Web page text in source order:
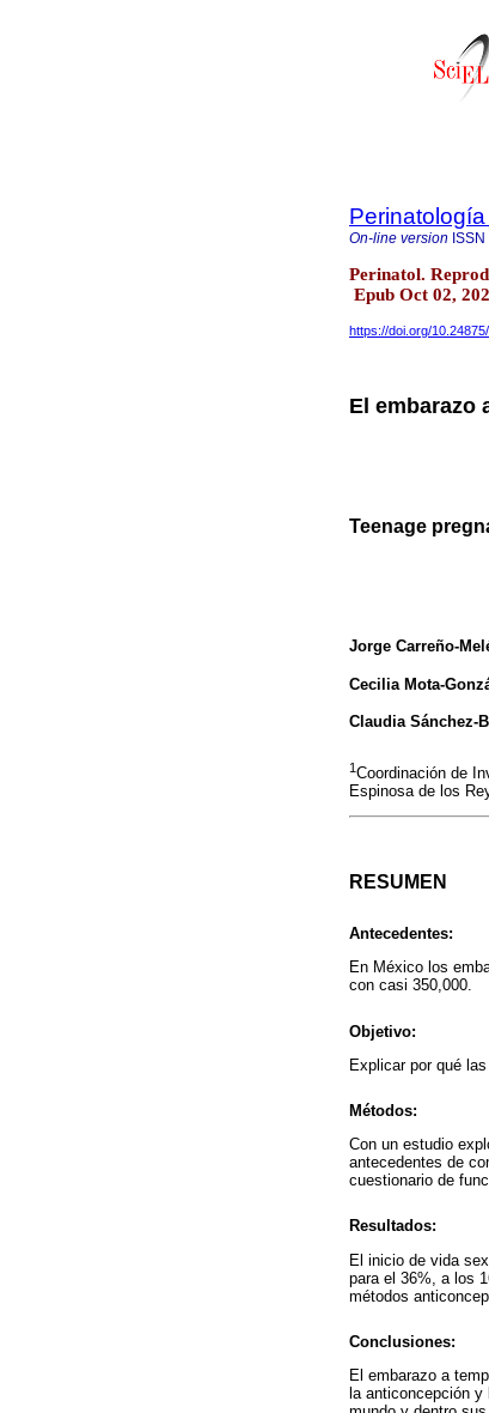
On-line version ISSN
Perinatol.
Epub Oct 02,
https://doi.org/
El embarazo
Teenage
Jorge Carreño-
Cecilia Mota-
Claudia Sánchez-
1Coordinación de
Espinosa de los
RESUMEN
Antecedentes:
En México los
con casi 350,000.
Objetivo:
Explicar por qué
Métodos:
Con un estudio
antecedentes de
cuestionario de
Resultados:
El inicio de vida
para el 36%, a los
métodos
Conclusiones:
El embarazo a
la anticoncepción